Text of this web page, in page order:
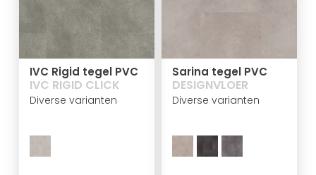
IVC Rigid tegel PVC
IVC RIGID CLICK
Diverse varianten
Sarina tegel PVC
DESIGNVLOER
Diverse varianten